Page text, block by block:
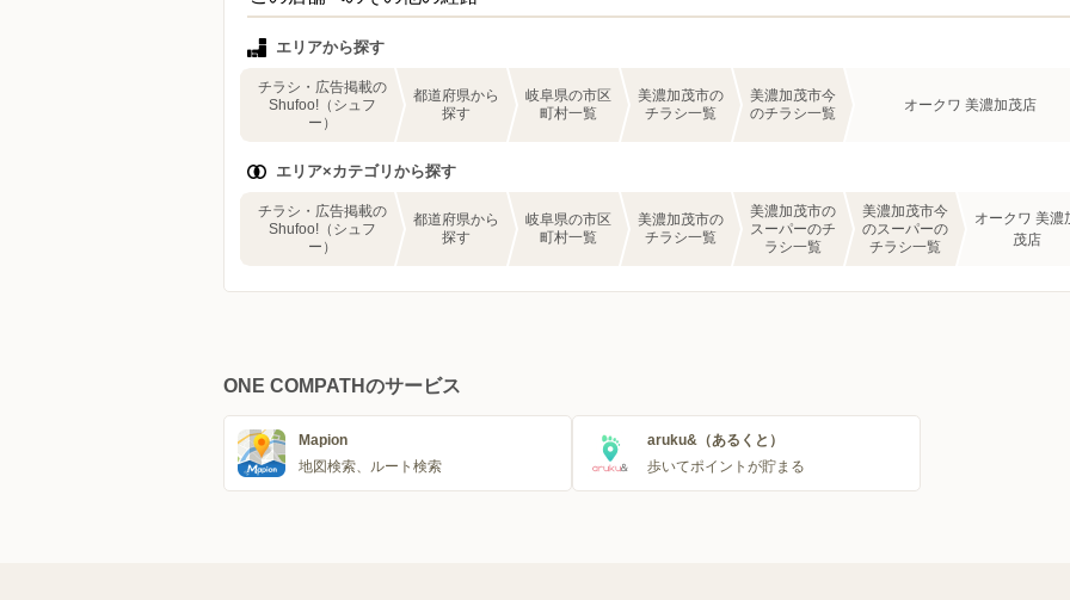
エリアから探す
チラシ・広告掲載の
Shufoo!（シュフ
ー）
都道府県から
探す
岐阜県の市区
町村一覧
美濃加茂市の
チラシ一覧
美濃加茂市今
のチラシ一覧
オークワ 美濃加茂店
エリア×カテゴリから探す
チラシ・広告掲載の
Shufoo!（シュフ
ー）
都道府県から
探す
岐阜県の市区
町村一覧
美濃加茂市の
チラシ一覧
美濃加茂市の
スーパーのチ
ラシ一覧
美濃加茂市今
のスーパーの
チラシ一覧
オークワ 美濃
茂店
ONE COMPATHのサービス
Mapion
地図検索、ルート検索
aruku&（あるくと）
歩いてポイントが貯まる